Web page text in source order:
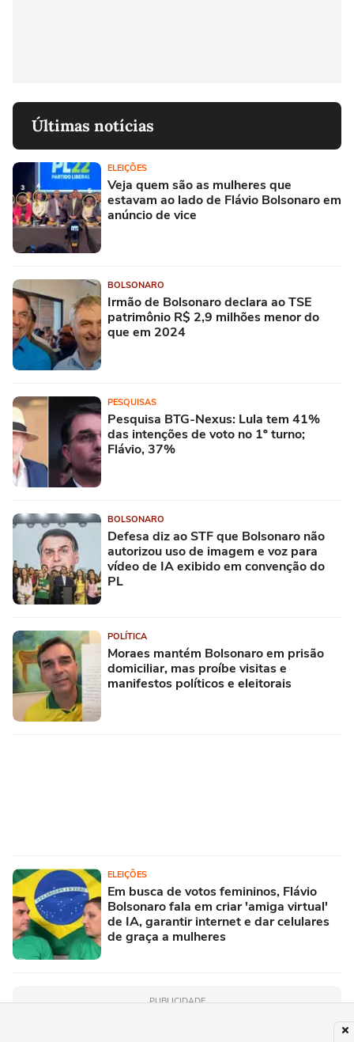
Últimas notícias
ELEIÇÕES
Veja quem são as mulheres que
estavam ao lado de Flávio Bolsonaro em
anúncio de vice
BOLSONARO
Irmão de Bolsonaro declara ao TSE
patrimônio R$ 2,9 milhões menor do
que em 2024
PESQUISAS
Pesquisa BTG-Nexus: Lula tem 41%
das intenções de voto no 1º turno;
Flávio, 37%
BOLSONARO
Defesa diz ao STF que Bolsonaro não
autorizou uso de imagem e voz para
vídeo de IA exibido em convenção do
PL
POLÍTICA
Moraes mantém Bolsonaro em prisão
domiciliar, mas proíbe visitas e
manifestos políticos e eleitorais
ELEIÇÕES
Em busca de votos femininos, Flávio
Bolsonaro fala em criar 'amiga virtual'
de IA, garantir internet e dar celulares
de graça a mulheres
PUBLICIDADE